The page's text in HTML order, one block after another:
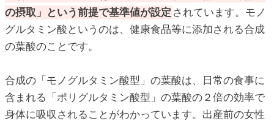
の摂取」という前提で基準値が設定 されています。モノ
グルタミン酸というのは、健康食品等に添加される合成
の葉酸のことです。
合成の「モノグルタミン酸型」の葉酸は、日常の食事に
含まれる「ポリグルタミン酸型」の葉酸の２倍の効率で
身体に吸収されることがわかっています。出産前の女性